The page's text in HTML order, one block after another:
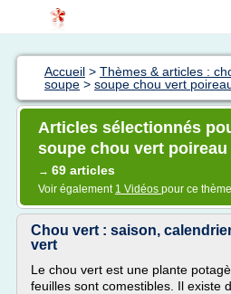
Accueil > Thèmes & articles :
soupe > soupe chou vert
Articles sélectionnés
soupe chou vert poireau
→ 69 articles
Voir également 1 Vidéos pour ce thème
Chou vert : saison,
vert
Le chou vert est une plante
feuilles sont comestibles. Il existe